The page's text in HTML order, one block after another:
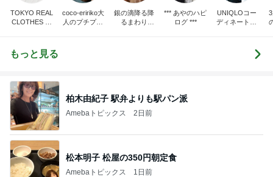
TOKYO REAL
CLOTHES 大
coco-eririko大
人のプチプラ
銀の滴降る降
るまわり
*** あやのハピ
ログ ***
UNIQLOコー
ディネート日
もっと見る
柏木由紀子 駅弁よりも駅パン派
Amebaトピックス 2日前
松本明子 松屋の350円朝定食
Amebaトピックス 1日前